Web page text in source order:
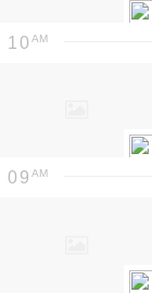
10
09